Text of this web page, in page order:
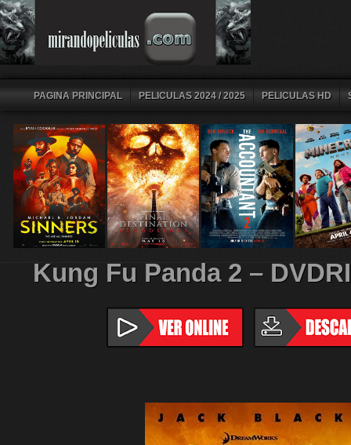
PAGINA PRINCIPAL PELICULAS 2024 / 2025 PELICULAS HD
Kung Fu Panda 2 –